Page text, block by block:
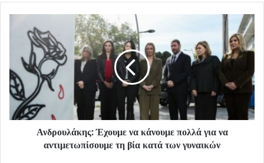
Ανδρουλάκης: Έχουμε να κάνουμε πολλά για να
αντιμετωπίσουμε τη βία κατά των γυναικών